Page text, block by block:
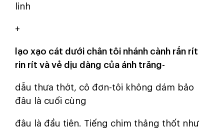
linh
+
lạo xạo cát dưới chân tôi nhánh cành rắn rít
rin rít và vẻ dịu dàng của ánh trăng-
dẫu thưa thớt, cô đơn-tôi không dám bảo
đâu là cuối cùng
đâu là đầu tiên. Tiếng chim thảng thốt như